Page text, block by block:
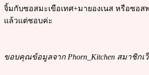
จิ้มกับซอสมะเขือเทศ+มายองเนส หรือซอส
แล้วแต่ชอบค่ะ
ขอบคุณข้อมูลจาก Phorn_Kitchen สมาชิกเ